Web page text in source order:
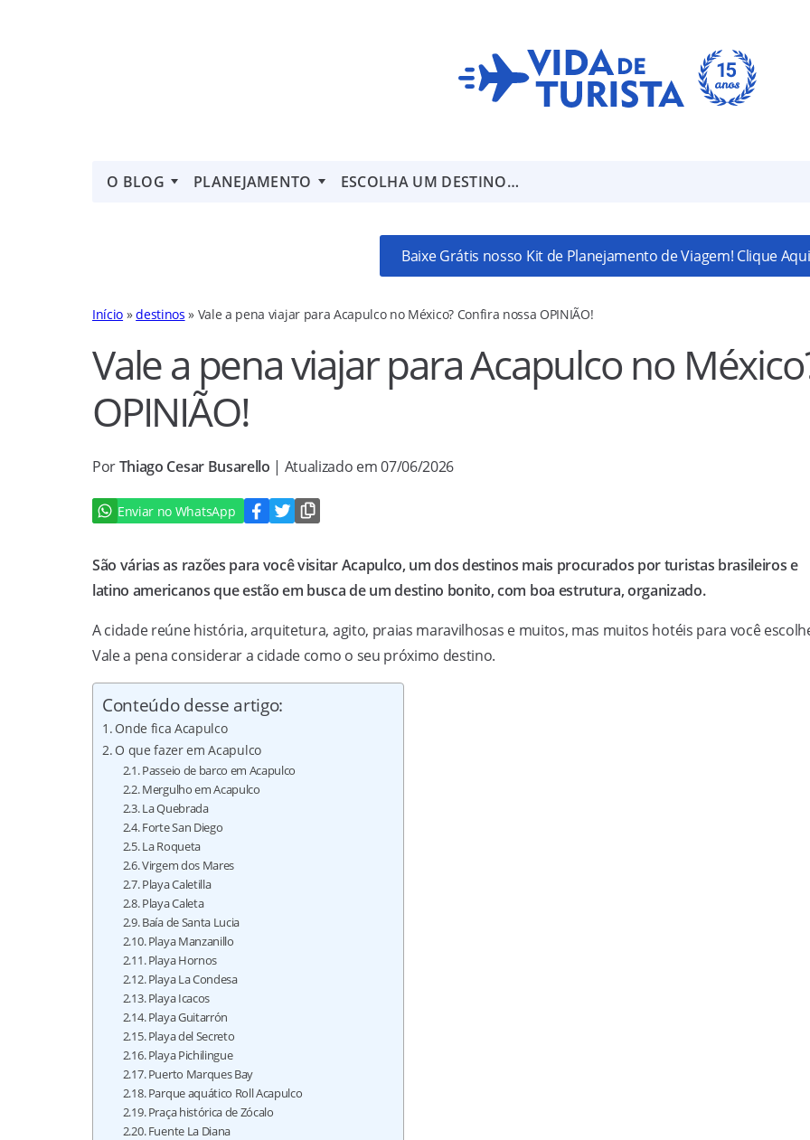
O BLOG PLANEJAMENTO ESCOLHA UM DESTINO…
Baixe Grátis nosso Kit de Planejamento de Viagem! Clique
Início »destinos » Vale a pena viajar para Acapulco no México? Confira nossa OPINIÃO!
Vale a pena viajar para Acapulco no
OPINIÃO!
PorThiago Cesar Busarello | Atualizado em 07/06/2026
Enviar no WhatsApp
São várias as razões para você visitar Acapulco, um dos destinos mais procurados por turistas brasileiros e
latino americanos que estão em busca de um destino bonito, com boa estrutura, organizado.
A cidade reúne história, arquitetura, agito, praias maravilhosas e muitos, mas muitos hotéis para você
Vale a pena considerar a cidade como o seu próximo destino.
Conteúdo desse artigo:
Onde fica Acapulco
O que fazer em Acapulco
Passeio de barco em Acapulco
Mergulho em Acapulco
La Quebrada
Forte San Diego
La Roqueta
Virgem dos Mares
Playa Caletilla
Playa Caleta
Baía de Santa Lucia
Playa Manzanillo
Playa Hornos
Playa La Condesa
Playa Icacos
Playa Guitarrón
Playa del Secreto
Playa Pichilingue
Puerto Marques Bay
Parque aquático Roll Acapulco
Praça histórica de Zócalo
Fuente La Diana